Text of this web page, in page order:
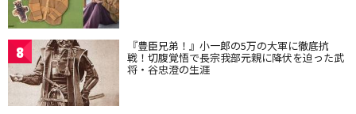
8 『豊臣兄弟！』小一郎の5万の大軍に徹底抗
戦！切腹覚悟で長宗我部元親に降伏を迫った武
将・谷忠澄の生涯